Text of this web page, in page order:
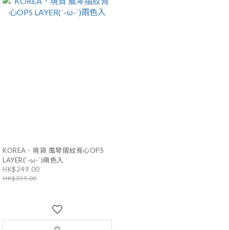
KOREA．現貨 風琴摺紋背心OPS
LAYER(´-ω-`)兩色入
HK$249.00
HK$339.00